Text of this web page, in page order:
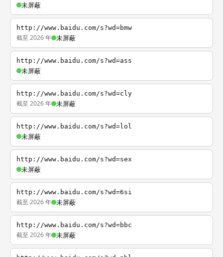
未屏蔽
http://www.baidu.com/s?wd=bmw
截至 2026 年 未屏蔽
http://www.baidu.com/s?wd=ass
未屏蔽
http://www.baidu.com/s?wd=cly
截至 2026 年 未屏蔽
http://www.baidu.com/s?wd=lol
未屏蔽
http://www.baidu.com/s?wd=sex
未屏蔽
http://www.baidu.com/s?wd=6si
截至 2026 年 未屏蔽
http://www.baidu.com/s?wd=bbc
截至 2026 年 未屏蔽